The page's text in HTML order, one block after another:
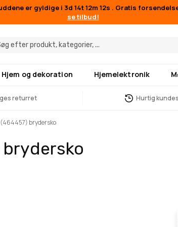
er gyldige i3d 14t 12m 11s . Gratis
se tilbud!
Hjem og dekoration Hjemelektronik
returret Hurtig
brydersko